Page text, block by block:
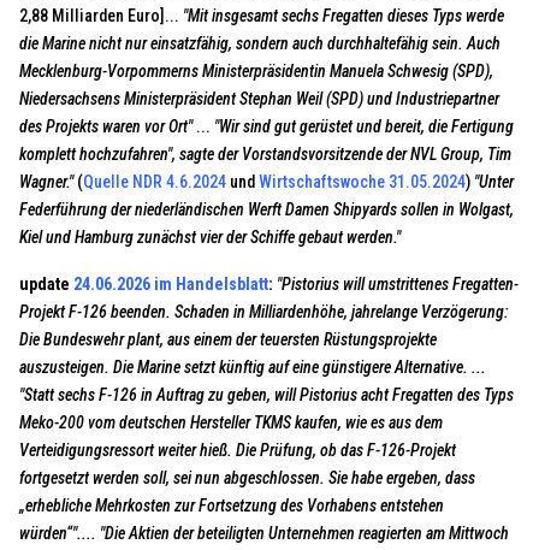
2,88 Milliarden Euro]... "Mit insgesamt sechs Fregatten dieses Typs werde
die Marine nicht nur einsatzfähig, sondern auch durchhaltefähig sein. Auch
Mecklenburg-Vorpommerns Ministerpräsidentin Manuela Schwesig (SPD),
Niedersachsens Ministerpräsident Stephan Weil (SPD) und Industriepartner
des Projekts waren vor Ort"... "Wir sind gut gerüstet und bereit, die Fertigung
komplett hochzufahren", sagte der Vorstandsvorsitzende der NVL Group, Tim
Wagner."(Quelle NDR 4.6.2024 undWirtschaftswoche 31.05.2024) "Unter
Federführung der niederländischen Werft Damen Shipyards sollen in Wolgast,
Kiel und Hamburg zunächst vier der Schiffe gebaut werden."
update 24.06.2026 im Handelsblatt: "Pistorius will umstrittenes Fregatten-
Projekt F-126 beenden. Schaden in Milliardenhöhe, jahrelange Verzögerung:
Die Bundeswehr plant, aus einem der teuersten Rüstungsprojekte
auszusteigen. Die Marine setzt künftig auf eine günstigere Alternative. ...
"Statt sechs F-126 in Auftrag zu geben, will Pistorius acht Fregatten des Typs
Meko-200 vom deutschen Hersteller TKMS kaufen, wie es aus dem
Verteidigungsressort weiter hieß. Die Prüfung, ob das F-126-Projekt
fortgesetzt werden soll, sei nun abgeschlossen. Sie habe ergeben, dass
„erhebliche Mehrkosten zur Fortsetzung des Vorhabens entstehen
würden“".... "Die Aktien der beteiligten Unternehmen reagierten am Mittwoch